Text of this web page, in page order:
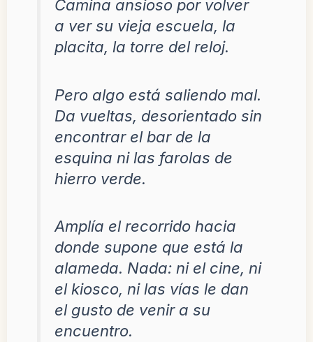
Camina ansioso por volver
a ver su vieja escuela, la
placita, la torre del reloj.
Pero algo está saliendo mal.
Da vueltas, desorientado sin
encontrar el bar de la
esquina ni las farolas de
hierro verde.
Amplía el recorrido hacia
donde supone que está la
alameda. Nada: ni el cine, ni
el kiosco, ni las vías le dan
el gusto de venir a su
encuentro.